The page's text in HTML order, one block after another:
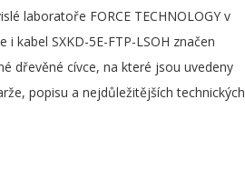
laboratoře FORCE TECHNOLOGY v
kabel SXKD-5E-FTP-LSOH značen
dřevěné cívce, na které jsou uvedeny
popisu a nejdůležitějších technických